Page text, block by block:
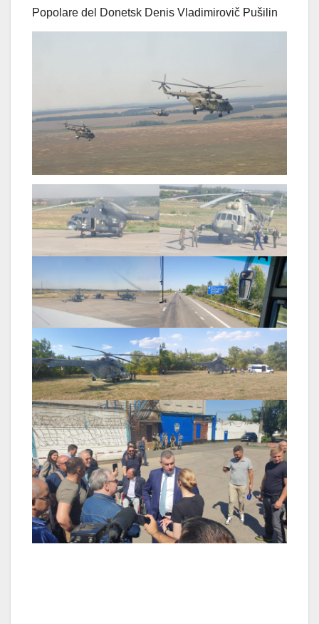
Popolare del Donetsk Denis Vladimirovič Pušilin